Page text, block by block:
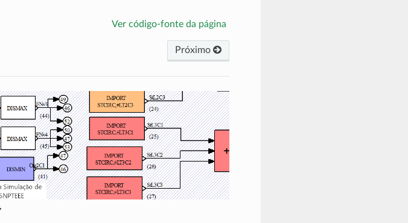
Ver código-fonte da página
Próximo